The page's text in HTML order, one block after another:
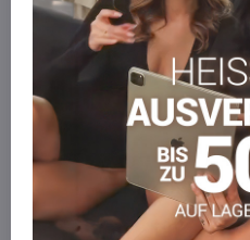
Wir versenden sofort
Werden Sie Teil von
Werden Sie Teil von
Mitgliedervorteilbei jedem
Der Vorteil wird automatisch
Möchten Sie mehr
auf Lager haben?
Zögern Sie nicht, uns zu